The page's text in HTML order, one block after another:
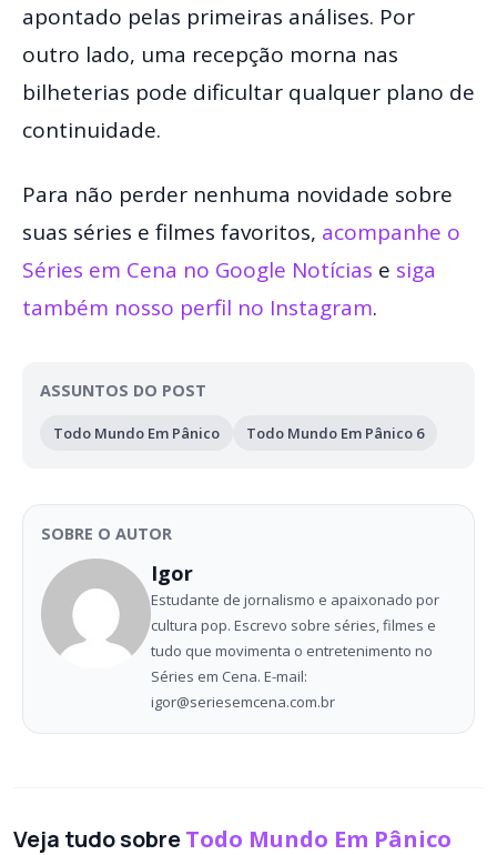
apontado pelas primeiras análises. Por
outro lado, uma recepção morna nas
bilheterias pode dificultar qualquer plano de
continuidade.
Para não perder nenhuma novidade sobre
suas séries e filmes favoritos, acompanhe o
Séries em Cena no Google Notícias e siga
também nosso perfil no Instagram.
ASSUNTOS DO POST
Todo Mundo Em Pânico Todo Mundo Em Pânico 6
SOBRE O AUTOR
Igor
Estudante de jornalismo e apaixonado por
cultura pop. Escrevo sobre séries, filmes e
tudo que movimenta o entretenimento no
Séries em Cena. E-mail:
igor@seriesemcena.com.br
Veja tudo sobreTodo Mundo Em Pânico